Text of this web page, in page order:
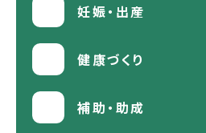
妊娠・出産
健康づくり
補助・助成